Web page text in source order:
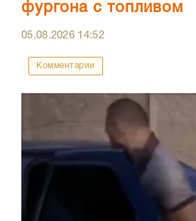
фургона с топливом
05.08.2026 14:52
Комментарии